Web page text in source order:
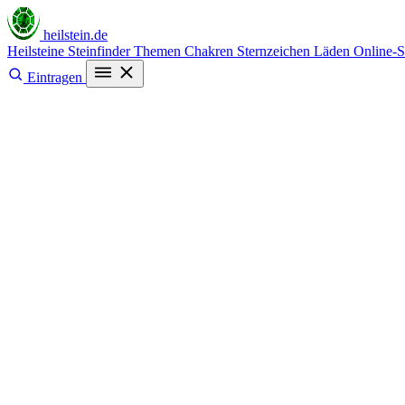
heilstein.de
Heilsteine SteinfinderThemen Chakren Sternzeichen Läden Online-
Eintragen